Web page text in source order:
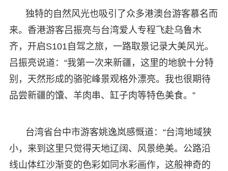
独特的自然风光也吸引了众多港澳台游客慕名而
来。香港游客吕振亮与台湾爱人专程飞赴乌鲁木
齐，开启S101自驾之旅，一路取景记录大美风光。
吕振亮说道：“我第一次来新疆，这里的地貌十分特
别，天然形成的骆驼峰景观格外漂亮。我也很期待
品尝新疆的馕、羊肉串、缸子肉等特色美食。”
台湾省台中市游客姚逸岚感慨道：“台湾地域狭
小，来到这里只觉得天地辽阔、风景绝美。公路沿
线山体红沙渐变的色彩如同水彩画作，这般神奇的